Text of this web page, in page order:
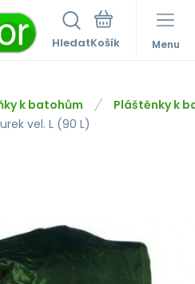
Hledat Menu
k batohům
Pláštěnky k
vel. L (90 L)